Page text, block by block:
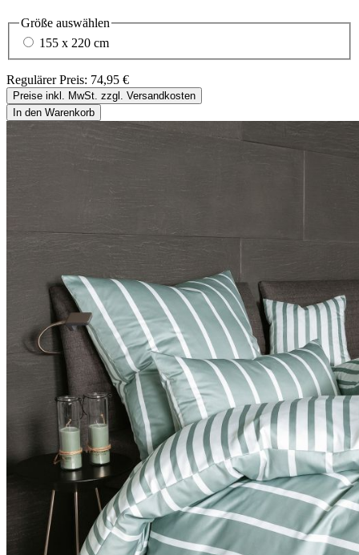
Größe auswählen
155 x 220 cm
Regulärer Preis: 74,95 €
Preise inkl. MwSt. zzgl. Versandkosten
In den Warenkorb